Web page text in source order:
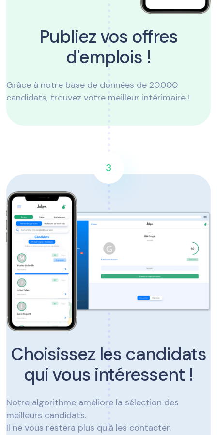
Publiez vos offres
d'emplois !
Grâce à notre base de données de 20.000
candidats, trouvez votre meilleur intérimaire !
Choisissez les candidats
qui vous intéressent !
Notre algorithme améliore la sélection des
meilleurs candidats.
Il ne vous restera plus qu'à les contacter.
3